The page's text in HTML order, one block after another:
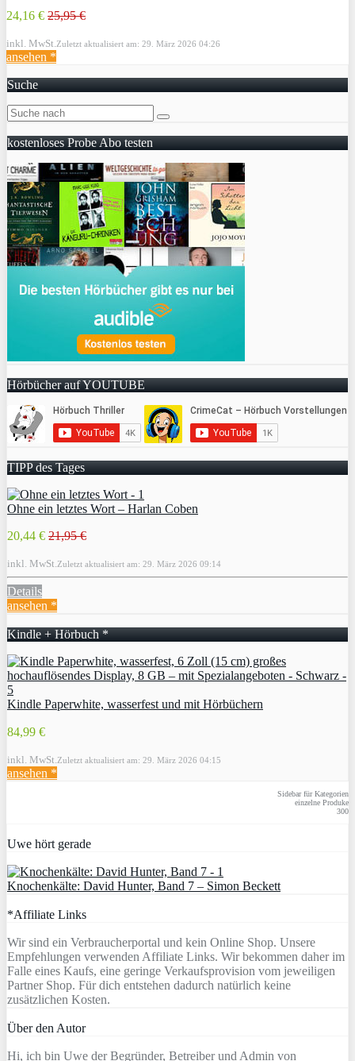
24,16 € 25,95 €
inkl. MwSt. Zuletzt aktualisiert am: 29. März 2026 04:26
ansehen *
Suche
kostenloses Probe Abo testen
Hörbücher auf YOUTUBE
TIPP des Tages
Ohne ein letztes Wort – Harlan Coben
20,44 € 21,95 €
inkl. MwSt. Zuletzt aktualisiert am: 29. März 2026 09:14
Details
ansehen *
Kindle + Hörbuch *
Kindle Paperwhite, wasserfest und mit Hörbüchern
84,99 €
inkl. MwSt. Zuletzt aktualisiert am: 29. März 2026 04:15
ansehen *
Sidebar für Kategorien
einzelne Produke
300
Uwe hört gerade
Knochenkälte: David Hunter, Band 7 – Simon Beckett
*Affiliate Links
Wir sind ein Verbraucherportal und kein Online Shop. Unsere
Empfehlungen verwenden Affiliate Links. Wir bekommen daher im
Falle eines Kaufs, eine geringe Verkaufsprovision vom jeweiligen
Partner Shop. Für dich entstehen dadurch natürlich keine
zusätzlichen Kosten.
Über den Autor
Hi, ich bin Uwe der Begründer, Betreiber und Admin von